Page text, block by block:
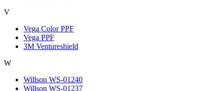
V
Vega Color PPF
Vega PPF
3M Ventureshield
W
Willson WS-01240
Willson WS-01237